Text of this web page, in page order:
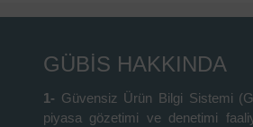
GÜBİS HAKKINDA
1- Güvensiz Ürün Bilgi Sistemi
piyasa gözetimi ve denetimi